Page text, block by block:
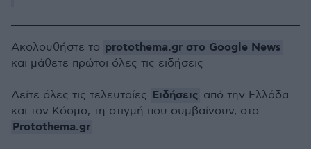
Ακολουθήστε το protothema.gr στο Google News
και μάθετε πρώτοι όλες τις ειδήσεις
Δείτε όλες τις τελευταίες Ειδήσεις από την Ελλάδα
και τον Κόσμο, τη στιγμή που συμβαίνουν, στο
Protothema.gr